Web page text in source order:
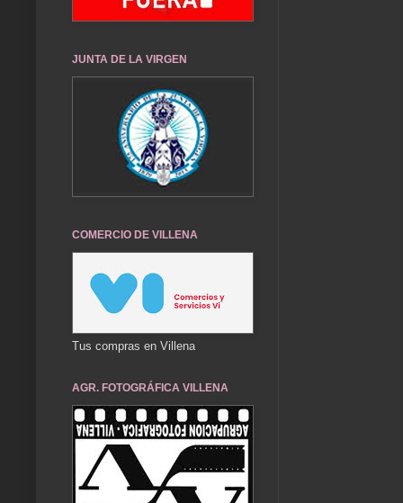
JUNTA DE LA VIRGEN
COMERCIO DE VILLENA
Tus compras en Villena
AGR. FOTOGRÁFICA VILLENA